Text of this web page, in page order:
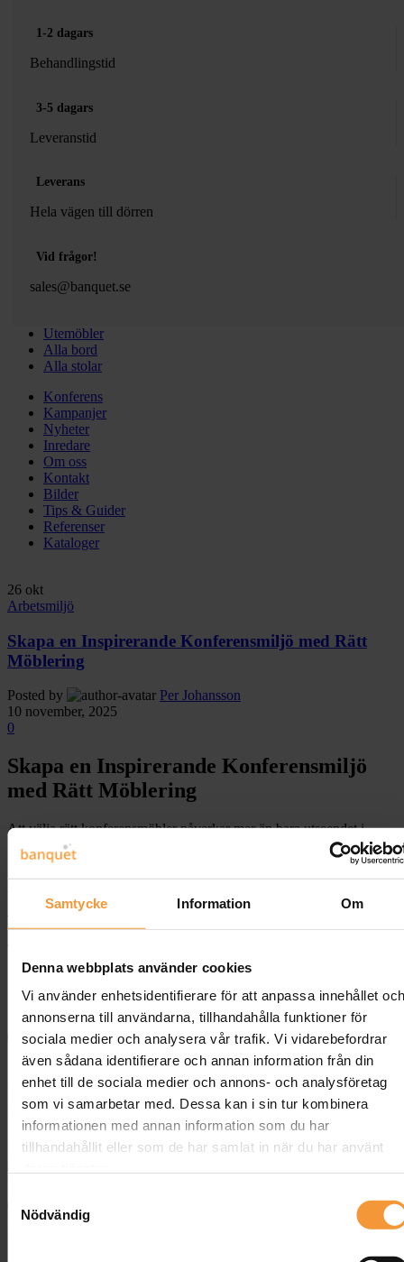
Samtycke Information Om
Denna webbplats använder cookies
Vi använder enhetsidentifierare för att anpassa innehållet och
annonserna till användarna, tillhandahålla funktioner för
sociala medier och analysera vår trafik. Vi vidarebefordrar
även sådana identifierare och annan information från din
enhet till de sociala medier och annons- och analysföretag
som vi samarbetar med. Dessa kan i sin tur kombinera
informationen med annan information som du har
tillhandahållit eller som de har samlat in när du har använt
Nödvändig
1-2 dagars
Behandlingstid
3-5 dagars
Leveranstid
Leverans
Hela vägen till dörren
Vid frågor!
sales@banquet.se
Utemöbler
Alla bord
Alla stolar
Konferens
Kampanjer
Nyheter
Inredare
Om oss
Kontakt
Bilder
Tips & Guider
Referenser
Kataloger
26 okt
Arbetsmiljö
Skapa en Inspirerande Konferensmiljö med Rätt
Möblering
Posted by
Per Johansson
10 november, 2025
0
Skapa en Inspirerande Konferensmiljö
med Rätt Möblering
Att välja rätt konferensmöbler påverkar mer än bara utseendet i
rummet – det styr hela stämningen och arbetsglädjen. Många företag
missar hur anpassningsbara bord och ergonomiska stolar kan
förvandla en standardlokal till en inspirerande miljö där idéer
Banquet möbleroch konferensinredning skapar funktionella och
trivselhöjande lösningar som passar just dina behov. Läs vidare för
Skapa en Inspirerande Miljö